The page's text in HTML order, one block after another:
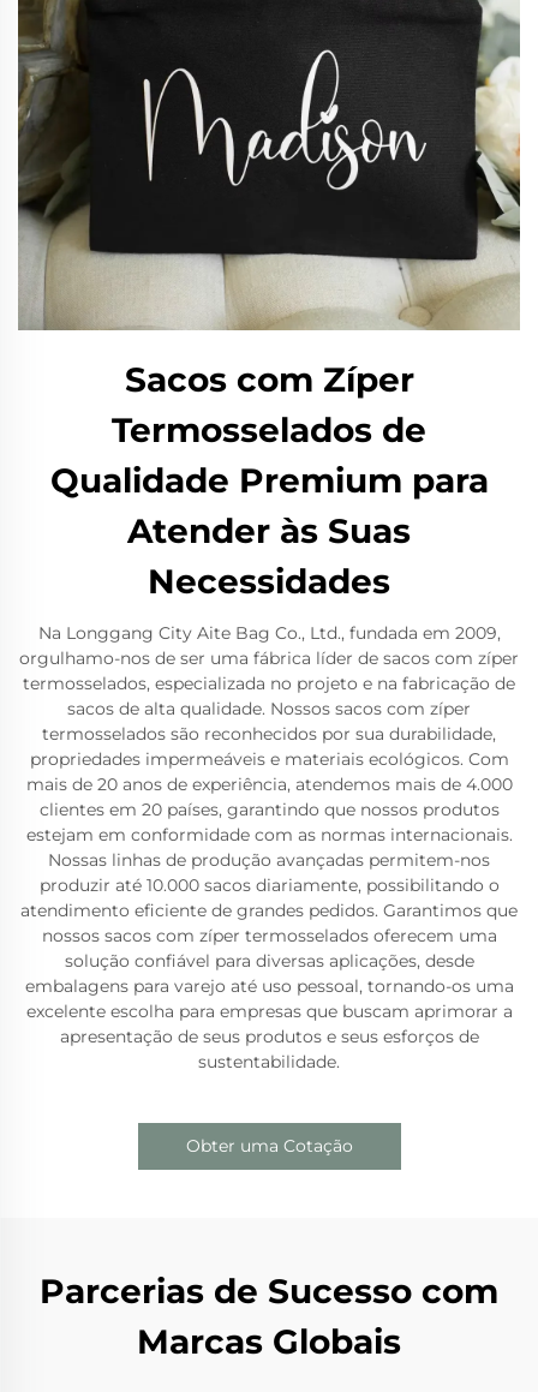
Sacos com Zíper
Termosselados de
Qualidade Premium para
Atender às Suas
Necessidades
Na Longgang City Aite Bag Co., Ltd., fundada em 2009,
orgulhamo-nos de ser uma fábrica líder de sacos com zíper
termosselados, especializada no projeto e na fabricação de
sacos de alta qualidade. Nossos sacos com zíper
termosselados são reconhecidos por sua durabilidade,
propriedades impermeáveis e materiais ecológicos. Com
mais de 20 anos de experiência, atendemos mais de 4.000
clientes em 20 países, garantindo que nossos produtos
estejam em conformidade com as normas internacionais.
Nossas linhas de produção avançadas permitem-nos
produzir até 10.000 sacos diariamente, possibilitando o
atendimento eficiente de grandes pedidos. Garantimos que
nossos sacos com zíper termosselados oferecem uma
solução confiável para diversas aplicações, desde
embalagens para varejo até uso pessoal, tornando-os uma
excelente escolha para empresas que buscam aprimorar a
apresentação de seus produtos e seus esforços de
sustentabilidade.
Obter uma Cotação
Parcerias de Sucesso com
Marcas Globais